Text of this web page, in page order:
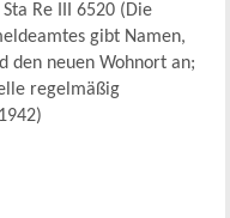
Re III 6520 (Die
gibt Namen,
den neuen Wohnort an;
regelmäßig